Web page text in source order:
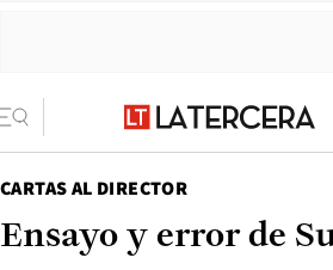
CARTAS AL DIRECTOR
Ensayo y error de